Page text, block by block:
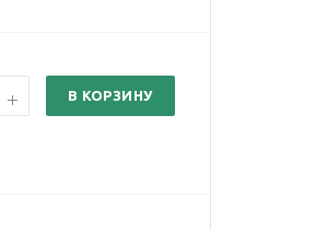
В КОРЗИНУ